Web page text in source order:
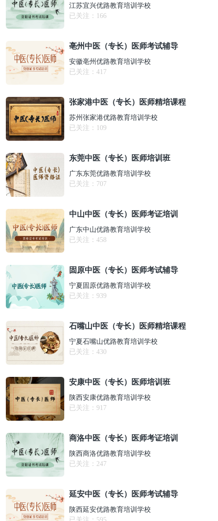
江苏宜兴优路教育培训学校
已关注： 166
亳州中医（专长）医师考试辅导
安徽亳州优路教育培训学校
已关注： 417
张家港中医（专长）医师精培课程
苏州张家港优路教育培训学校
已关注： 109
东莞中医（专长）医师培训班
广东东莞优路教育培训学校
已关注： 707
中山中医（专长）医师考证培训
广东中山优路教育培训学校
已关注： 458
固原中医（专长）医师考试辅导
宁夏固原优路教育培训学校
已关注： 939
石嘴山中医（专长）医师精培课程
宁夏石嘴山优路教育培训学校
已关注： 430
安康中医（专长）医师培训班
陕西安康优路教育培训学校
已关注： 917
商洛中医（专长）医师考证培训
陕西商洛优路教育培训学校
已关注： 247
延安中医（专长）医师考试辅导
陕西延安优路教育培训学校